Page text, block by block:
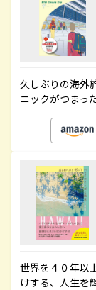
久しぶりの海外
ニックがつまっ
世界を４０年以
けする、人生を